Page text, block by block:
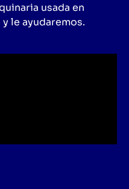
usada en
le ayudaremos.